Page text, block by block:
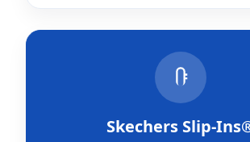
Skechers Slip-